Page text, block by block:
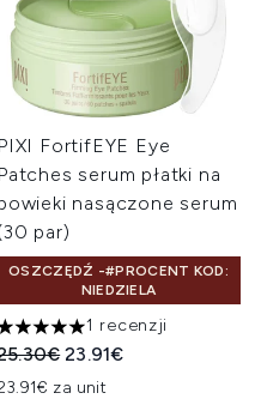
PIXI FortifEYE Eye
Patches serum płatki na
nasączone serum
par)
OSZCZĘDŹ -#PROCENT KOD:
NIEDZIELA
5 gwiazdek na maksymalnie 5
1 recenzji
cena
Aktualna cena:
23.91€
za unit